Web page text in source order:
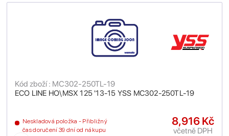
ECO LINE HO\MSX 125 '13-15 YSS MC302-250TL-19
Kód zboží : MC302-250TL-19
Neskladová položka - Přibližný
čas doručení 39 dní od nákupu
8,916 Kč
včetně DPH